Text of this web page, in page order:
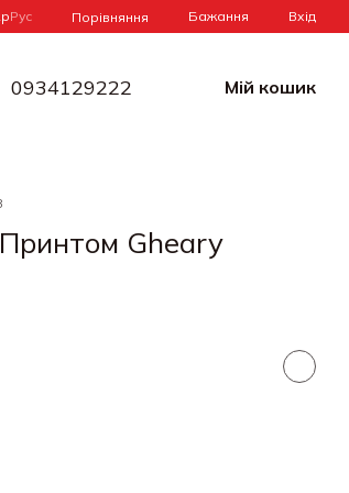
Рус Порівняння Бажання Вхід
0934129222 Мій кошик
Принтом Gheary